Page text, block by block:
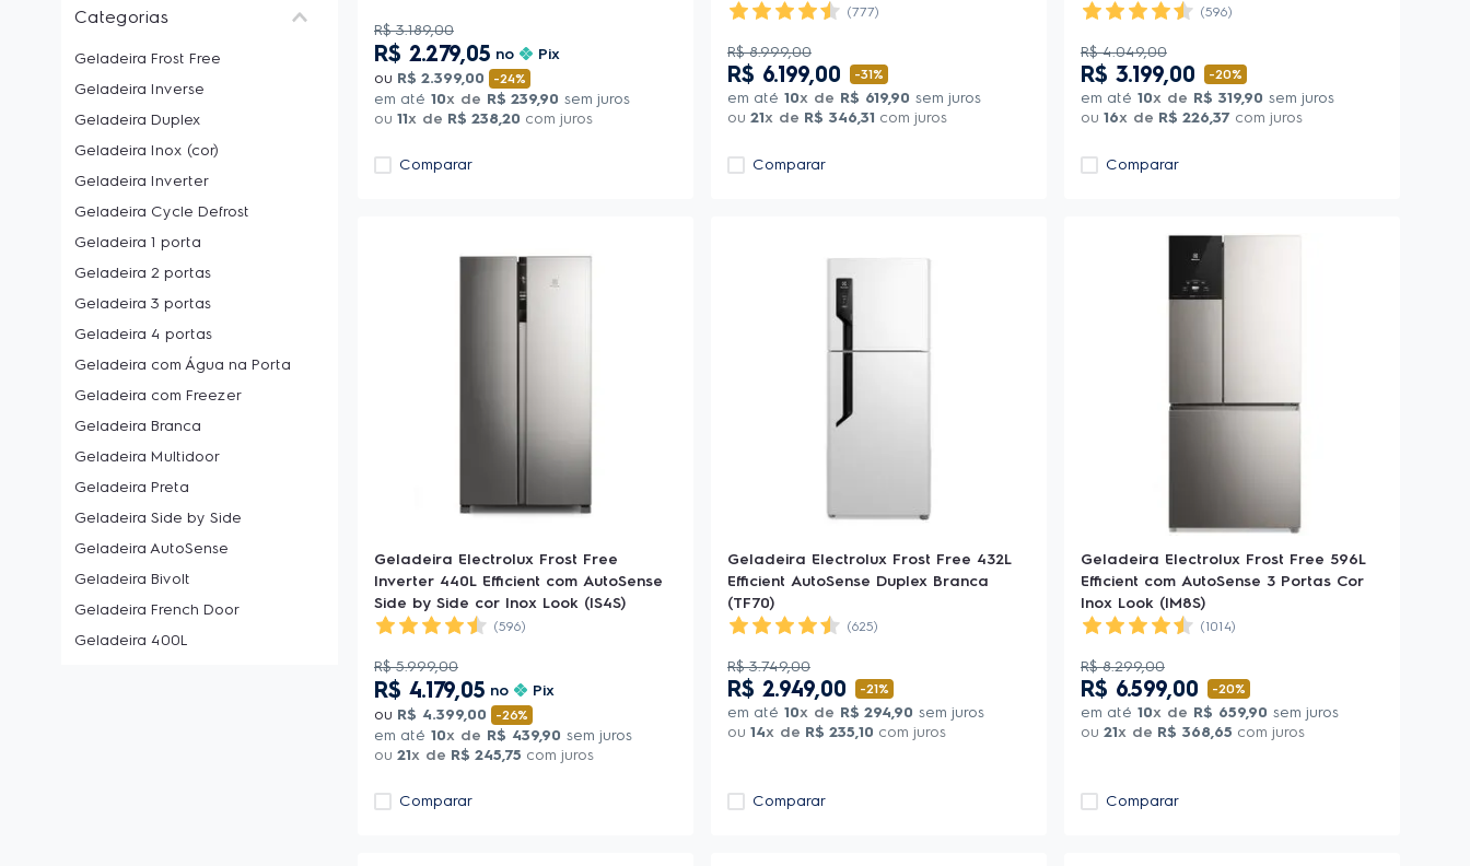
Prateleiras removíveis
Categorias
Geladeira Frost Free
Geladeira Inverse
Geladeira Duplex
Geladeira Inox (cor)
Geladeira Inverter
Geladeira Cycle Defrost
Geladeira 1 porta
Geladeira 2 portas
Geladeira 3 portas
Geladeira 4 portas
Geladeira com Água na Porta
Geladeira com Freezer
Geladeira Branca
Geladeira Multidoor
Geladeira Preta
Geladeira Side by Side
Geladeira AutoSense
Geladeira Bivolt
Geladeira French Door
Geladeira 400L
R$ 3.189,00
R$ 2.279,05 no
Pix
ou R$ 2.399,00 -24%
em até 10x de R$ 239,90 sem juros
ou 11x de R$ 238,20 com juros
Comparar
(777)
R$ 8.999,00
R$ 6.199,00 -31%
em até 10x de R$ 619,90 sem juros
ou 21x de R$ 346,31 com juros
Comparar
(596)
R$ 4.049,00
R$ 3.199,00 -20%
em até 10x de R$ 319,90 sem juros
ou 16x de R$ 226,37com juros
Comparar
Geladeira Electrolux Frost Free
Inverter 440L Efficient com AutoSense
Side by Side cor Inox Look (IS4S)
(596)
R$ 5.999,00
R$ 4.179,05 no
Pix
ou R$ 4.399,00 -26%
em até 10x de R$ 439,90 sem juros
ou 21x de R$ 245,75 com juros
Comparar
Geladeira Electrolux Frost Free 432L
Efficient AutoSense Duplex Branca
(TF70)
(625)
R$ 3.749,00
R$ 2.949,00 -21%
em até 10x de R$ 294,90 sem juros
ou 14x de R$ 235,10 com juros
Comparar
Geladeira Electrolux Frost Free 596L
Efficient com AutoSense 3 Portas Cor
Inox Look (IM8S)
(1014)
R$ 8.299,00
R$ 6.599,00 -20%
em até 10x de R$ 659,90 sem juros
ou 21x de R$ 368,65 com juros
Comparar